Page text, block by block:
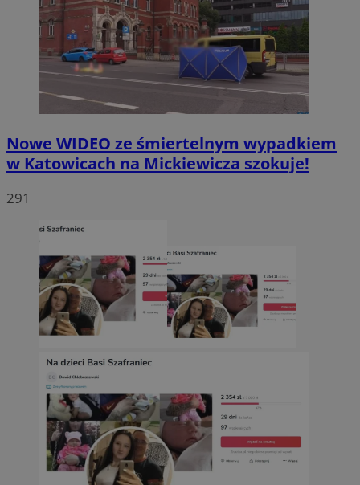
Nowe WIDEO ze śmiertelnym wypadkiem
w Katowicach na Mickiewicza szokuje!
291